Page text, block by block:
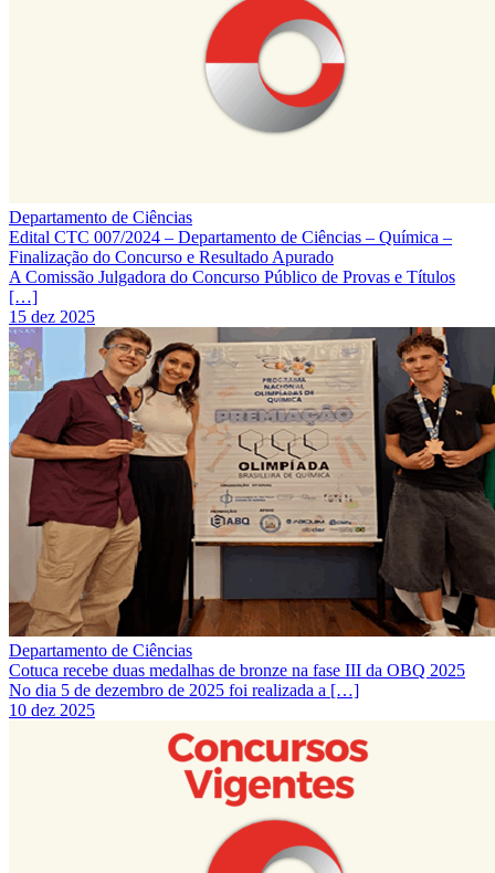
Departamento de Ciências
Edital CTC 007/2024 – Departamento de Ciências – Química –
Finalização do Concurso e Resultado Apurado
A Comissão Julgadora do Concurso Público de Provas e Títulos
[…]
15 dez 2025
Departamento de Ciências
Cotuca recebe duas medalhas de bronze na fase III da OBQ 2025
No dia 5 de dezembro de 2025 foi realizada a […]
10 dez 2025